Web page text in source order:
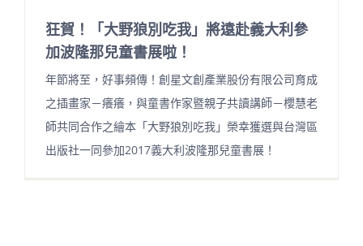
狂賀！「大野狼別吃我」將遠赴義大利參
加波隆那兒童書展啦！
年節將至，好事頻傳！創星文創產業股份有限公司育成
之插畫家－癢癢，與童書作家暨親子共讀講師－櫻慧老
師共同合作之繪本「大野狼別吃我」榮幸獲選與台灣區
出版社一同參加2017義大利波隆那兒童書展！